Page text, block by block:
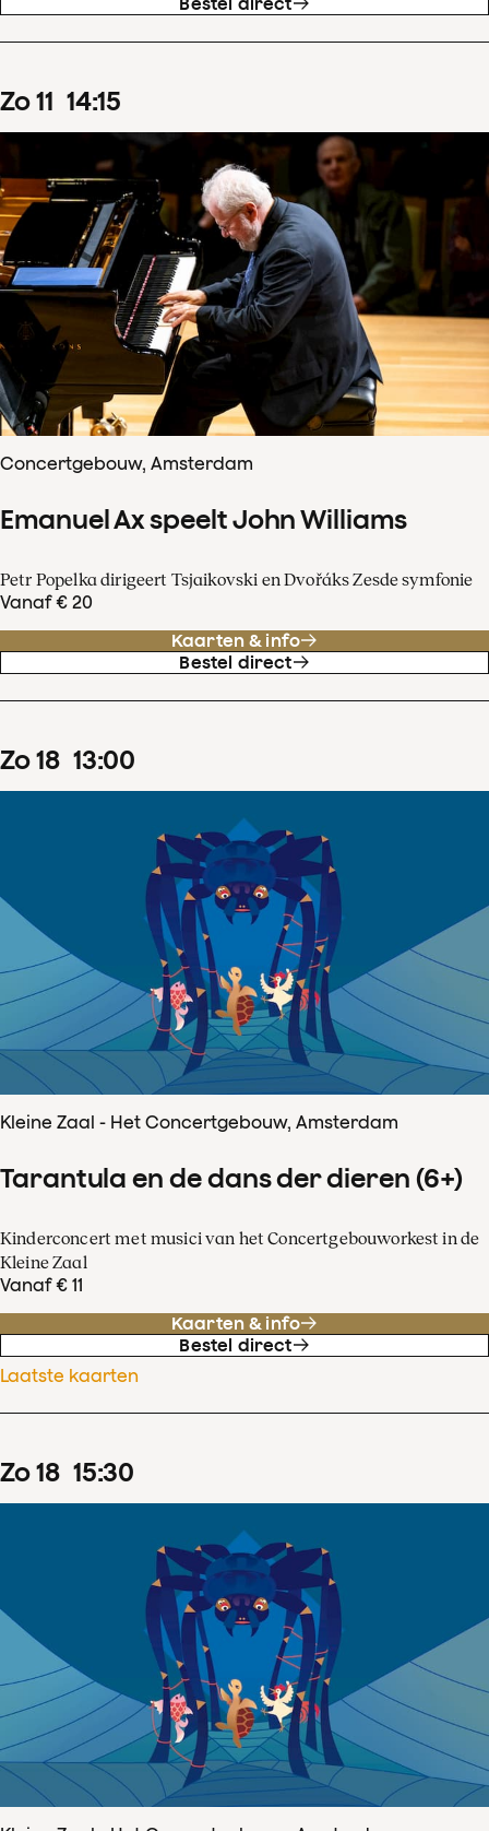
zo11 14:15
Concertgebouw, Amsterdam
Emanuel Ax speelt John Williams
Petr Popelka dirigeert Tsjaikovski en Dvořáks Zesde symfonie
Vanaf € 20
Kaarten & info
Bestel direct
zo18 13:00
Kleine Zaal - Het Concertgebouw, Amsterdam
Tarantula en de dans der dieren (6+)
Kinderconcert met musici van het Concertgebouworkest in de
Kleine Zaal
Vanaf € 11
Kaarten & info
Bestel direct
Laatste kaarten
zo18 15:30